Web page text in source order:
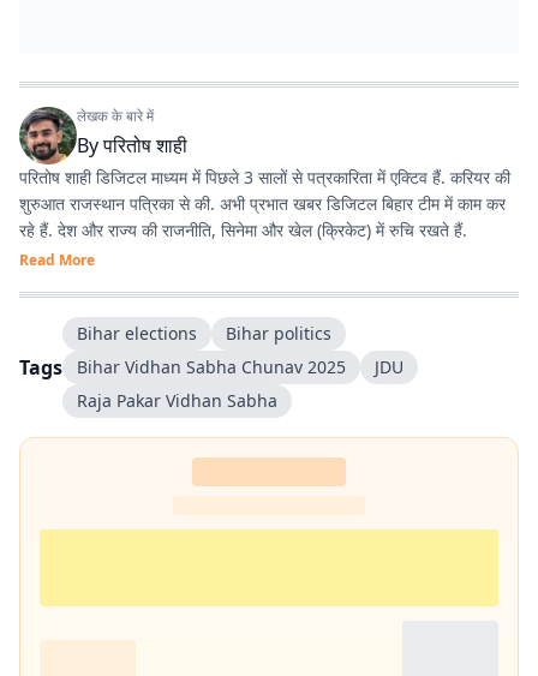
लेखक के बारे में
Byपरितोष शाही
परितोष शाही डिजिटल माध्यम में पिछले 3 सालों से पत्रकारिता में एक्टिव हैं. करियर की
शुरुआत राजस्थान पत्रिका से की. अभी प्रभात खबर डिजिटल बिहार टीम में काम कर
रहे हैं. देश और राज्य की राजनीति, सिनेमा और खेल (क्रिकेट) में रुचि रखते हैं.
Read More
Tags
Bihar elections
Bihar politics
Bihar Vidhan Sabha Chunav 2025
JDU
Raja Pakar Vidhan Sabha